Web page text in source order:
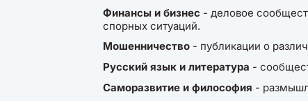
Финансы и бизнес - деловое
спорных ситуаций.
Мошенничество - публикации о
Русский язык и литература -
Саморазвитие и философия -